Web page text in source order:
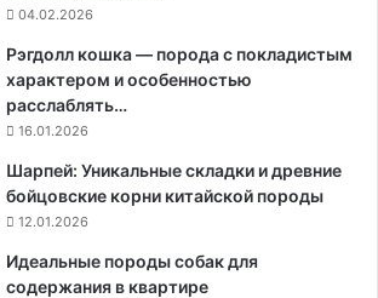
04.02.2026
Рэгдолл кошка — порода с покладистым
характером и особенностью
расслаблять…
16.01.2026
Шарпей: Уникальные складки и древние
бойцовские корни китайской породы
12.01.2026
Идеальные породы собак для
содержания в квартире